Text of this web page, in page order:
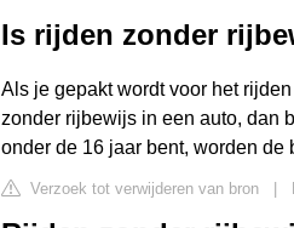
Is rijden zonder
Als je gepakt wordt voor het
zonder rijbewijs in een auto, dan
onder de 16 jaar bent, worden de
Verzoek tot verwijderen van bron